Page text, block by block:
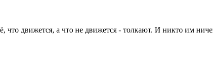
что движется, а что не движется - толкают. И никто им